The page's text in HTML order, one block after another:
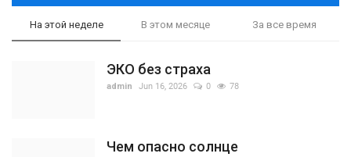
На этой неделе В этом месяце За все время
ЭКО без страха
admin Jun 16, 2026 0 78
Чем опасно солнце